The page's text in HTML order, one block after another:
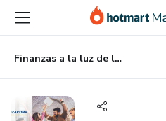
principal
página
de
página
Finanzas a la luz de la Biblia